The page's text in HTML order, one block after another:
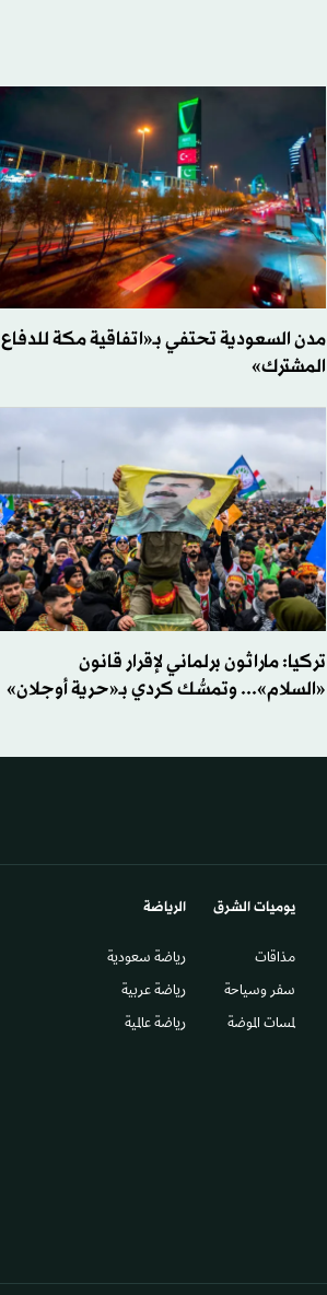
مدن السعودية تحتفي بـ«اتفاقية مكة للدفاع
المشترك»
تركيا: ماراثون برلماني لإقرار قانون
«السلام»... وتمسُّك كردي بـ«حرية أوجلان»
يوميات الشرق​
مذاقات
سفر وسياحة
لمسات الموضة
الرياضة
رياضة سعودية
رياضة عربية
رياضة عالمية